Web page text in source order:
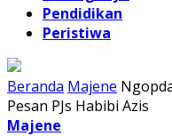
Pendidikan
Peristiwa
Beranda Majene
Pesan PJs Habibi Azis
Majene